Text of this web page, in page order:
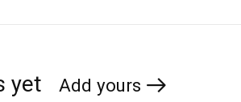
yet Add yours